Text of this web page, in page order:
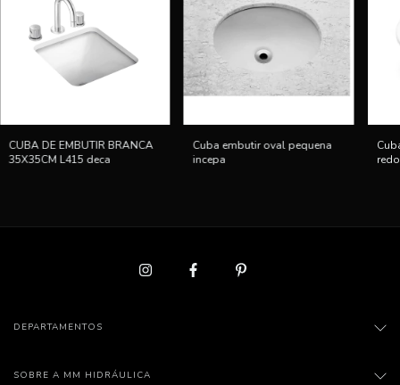
CUBA DE EMBUTIR BRANCA
35X35CM L415 deca
Cuba embutir oval pequena
incepa
DEPARTAMENTOS
SOBRE A MM HIDRÁULICA